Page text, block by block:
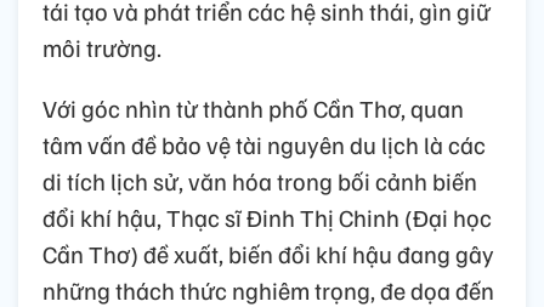
tái tạo và phát triển các hệ sinh thái, gìn giữ
môi trường.
Với góc nhìn từ thành phố Cần Thơ, quan
tâm vấn đề bảo vệ tài nguyên du lịch là các
di tích lịch sử, văn hóa trong bối cảnh biến
đổi khí hậu, Thạc sĩ Đinh Thị Chinh (Đại học
Cần Thơ) đề xuất, biến đổi khí hậu đang gây
những thách thức nghiêm trọng, đe dọa đến